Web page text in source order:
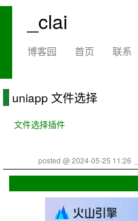
_clai
博客园 首页 联系
uniapp 文件选择
文件选择插件
posted @2024-05-25 11:26